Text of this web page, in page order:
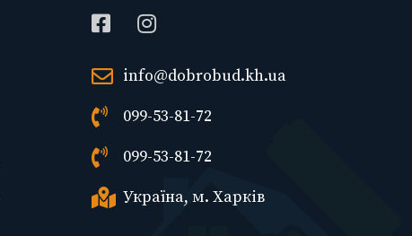
info@dobrobud.kh.ua
099-53-81-72
099-53-81-72
Україна, м. Харків